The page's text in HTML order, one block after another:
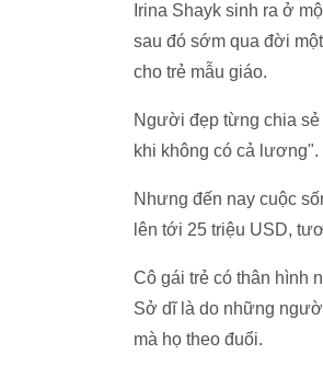
Irina Shayk sinh ra ở
sau đó sớm qua đời
cho trẻ mẫu giáo.
Người đẹp từng chia
khi không có cả lương".
Nhưng đến nay cuộc
lên tới 25 triệu USD,
Cô gái trẻ có thân hình
Sở dĩ là do những
mà họ theo đuổi.